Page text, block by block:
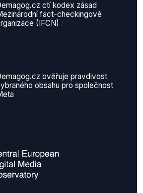
ctí kodex zásad
fact-checkingové
(IFCN)
ověřuje pravdivost
obsahu pro společnost